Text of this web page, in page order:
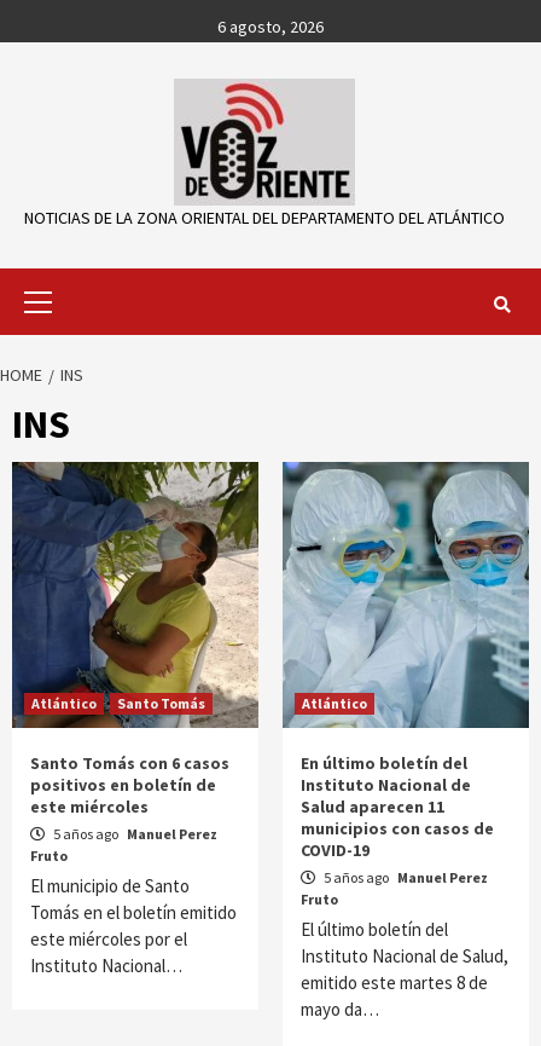
to
6 agosto, 2026
NOTICIAS DE LA ZONA ORIENTAL DEL DEPARTAMENTO DEL ATLÁNTICO
Primary
HOME INS
INS
Atlántico Santo Tomás
Santo Tomás con 6 casos
positivos en boletín de
este miércoles
5 años ago Manuel Perez
Fruto
El municipio de Santo
Tomás en el boletín emitido
este miércoles por el
Instituto Nacional…
Atlántico
En último boletín del
Instituto Nacional de
Salud aparecen 11
municipios con casos de
COVID-19
5 años ago Manuel Perez
Fruto
El último boletín del
Instituto Nacional de Salud,
emitido este martes 8 de
mayo da…